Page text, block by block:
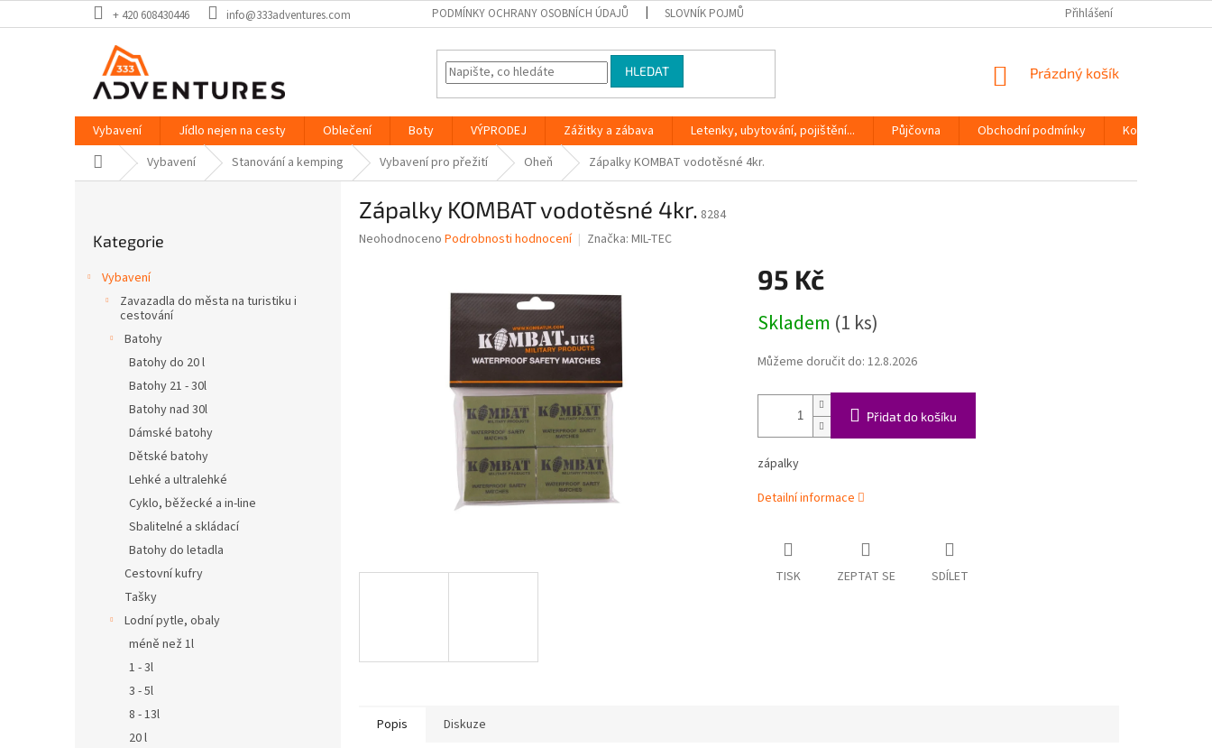
na
+ 420 608430446 info@333adventures.com PODMÍNKY OCHRANY OSOBNÍCH ÚDAJŮ SLOVNÍK POJMŮ Přihlášení
HLEDAT
NÁKUPNÍ
Prázdný košík
Vybavení Jídlo nejen na cesty Oblečení Boty VÝPRODEJ Zážitky a zábava Letenky, ubytování, pojištění... Půjčovna Obchodní podmínky
Kontakty
Domů Vybavení Stanování a kemping Vybavení pro přežití Oheň Zápalky KOMBAT vodotěsné 4kr.
kategorie
Kategorie
Vybavení
Zavazadla do města na turistiku i
cestování
Batohy
Batohy do 20 l
Batohy 21 - 30l
Batohy nad 30l
Dámské batohy
Dětské batohy
Lehké a ultralehké
Cyklo, běžecké a in-line
Sbalitelné a skládací
Batohy do letadla
Cestovní kufry
Tašky
Lodní pytle, obaly
méně než 1l
1 - 3l
3 - 5l
8 - 13l
20 l
Zápalky KOMBAT vodotěsné 4kr. 8284
Průměrné
Neohodnoceno Podrobnosti hodnocení Značka: MIL-TEC
95 Kč
cena:
Skladem (1 ks)
Můžeme doručit do: 12.8.2026
Přidat do košíku
zápalky
Detailní informace
TISK ZEPTAT SE SDÍLET
Popis Diskuze